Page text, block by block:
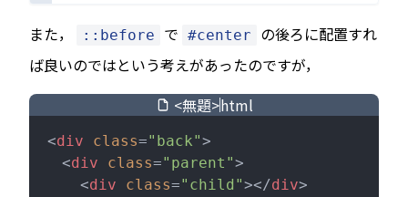
また， ::before で #center
の後ろに配置すれ
ば良いのではという考えがあったのですが，
<無題>html
<div class="back">
  <
div class="parent">
    <
div class="child"></div>